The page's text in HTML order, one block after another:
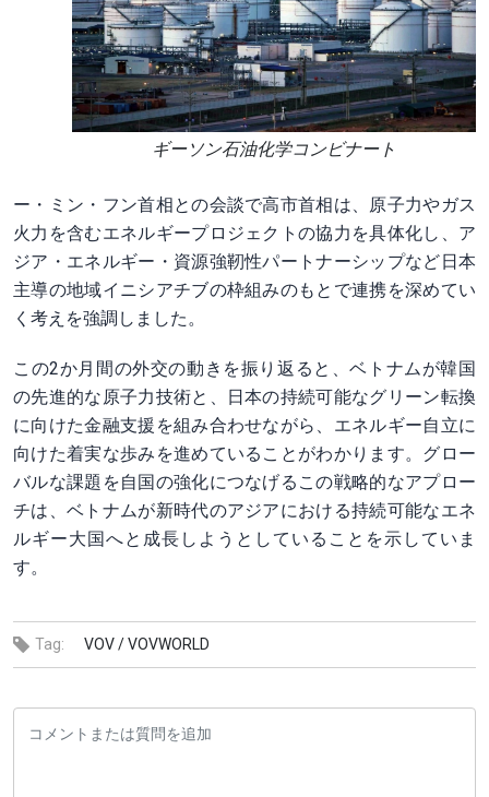
ギーソン石油化学コンビナート
ー・ミン・フン首相との会談で高市首相は、原子力やガス
火力を含むエネルギープロジェクトの協力を具体化し、ア
ジア・エネルギー・資源強靭性パートナーシップなど日本
主導の地域イニシアチブの枠組みのもとで連携を深めてい
く考えを強調しました。
この2か月間の外交の動きを振り返ると、ベトナムが韓国
の先進的な原子力技術と、日本の持続可能なグリーン転換
に向けた金融支援を組み合わせながら、エネルギー自立に
向けた着実な歩みを進めていることがわかります。グロー
バルな課題を自国の強化につなげるこの戦略的なアプロー
チは、ベトナムが新時代のアジアにおける持続可能なエネ
ルギー大国へと成長しようとしていることを示していま
す。
Tag: VOV /VOVWORLD